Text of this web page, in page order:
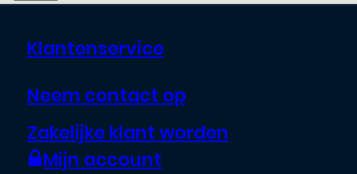
Klantenservice
Neem contact op
Zakelijke klant worden
Mijn account
€929,00
6.3 inch OLED-display met
ProMotion